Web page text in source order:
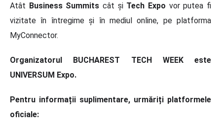
Atât Business Summits cât și Tech Expo vor putea fi
vizitate în întregime și în mediul online, pe platforma
MyConnector.
Organizatorul BUCHAREST TECH WEEK este
UNIVERSUM Expo.
Pentru informații suplimentare, urmăriți platformele
oficiale: